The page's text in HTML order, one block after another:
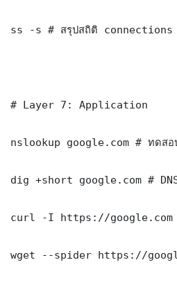
ss -s # สรุปสถิติ connections
# Layer 7: Application
nslookup google.com # ทดส
dig +short google.com #
curl -I https://google.com #
wget --spider https://